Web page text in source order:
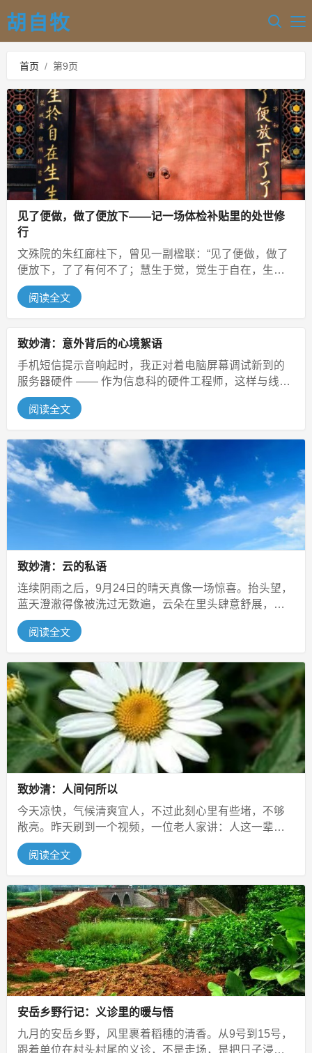
胡自牧
首页 / 第9页
见了便做，做了便放下——记一场体检补贴里的处世修
行
文殊院的朱红廊柱下，曾见一副楹联：“见了便做，做了
便放下，了了有何不了；慧生于觉，觉生于自在，生生
还是无生。”彼时只当是禅院里寻...
阅读全文
致妙清：意外背后的心境絮语
手机短信提示音响起时，我正对着电脑屏幕调试新到的
服务器硬件 —— 作为信息科的硬件工程师，这样与线
路、设备打交道的日常早已习惯。...
阅读全文
致妙清：云的私语
连续阴雨之后，9月24日的晴天真像一场惊喜。抬头望，
蓝天澄澈得像被洗过无数遍，云朵在里头肆意舒展，一
会儿是蓬松的棉花糖，一会儿又...
阅读全文
致妙清：人间何所以
今天凉快，气候清爽宜人，不过此刻心里有些堵，不够
敞亮。昨天刷到一个视频，一位老人家讲：人这一辈
子，转眼就是百年。年轻时不觉得，等...
阅读全文
安岳乡野行记：义诊里的暖与悟
九月的安岳乡野，风里裹着稻穗的清香。从9号到15号，
跟着单位在村头村尾的义诊，不是走场，是把日子浸在